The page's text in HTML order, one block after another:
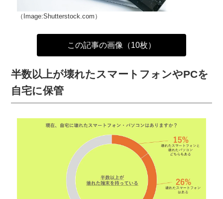
（Image:Shutterstock.com）
この記事の画像（10枚）
半数以上が壊れたスマートフォンやPCを
自宅に保管